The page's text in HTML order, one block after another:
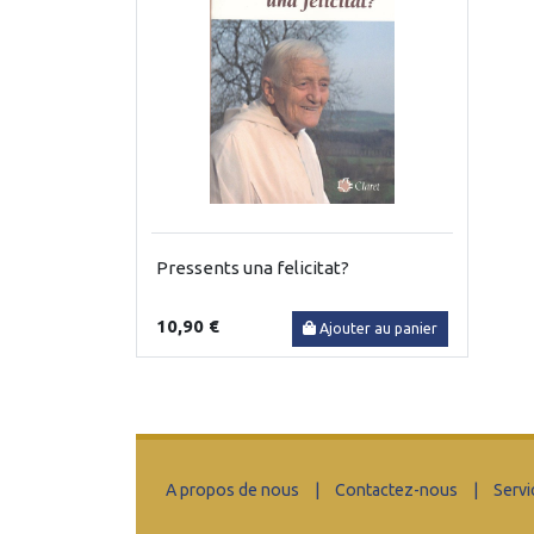
Pressents una felicitat?
10,90 € Ajouter au panier
A propos de nous | Contactez-nous |